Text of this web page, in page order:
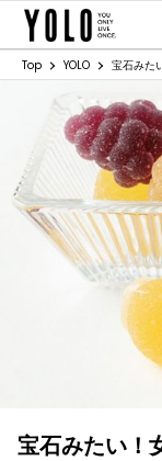
Top YOLO 宝石みた
宝石みたい！